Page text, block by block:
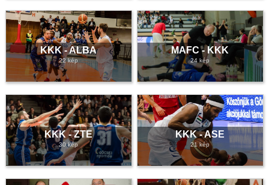
KKK - ALBA
22 kép
MAFC - KKK
24 kép
KKK - ZTE
30 kép
KKK - ASE
21 kép